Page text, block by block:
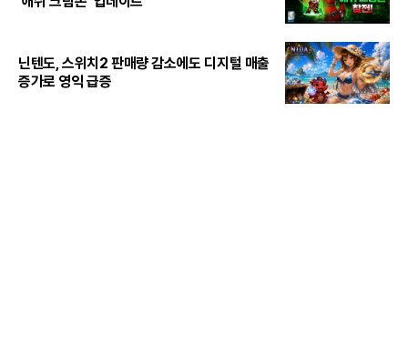
닌텐도, 스위치2 판매량 감소에도 디지털 매출
증가로 영익 급증